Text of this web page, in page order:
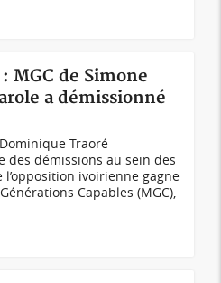
MGC de Simone
a démissionné
Traoré
des démissions au sein des
ivoirienne gagne
Capables (MGC),